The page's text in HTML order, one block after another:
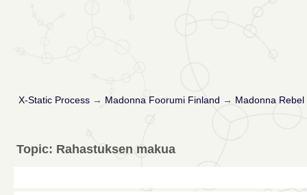
X-Static Process→ Madonna Foorumi Finland → Madonna
Topic: Rahastuksen makua